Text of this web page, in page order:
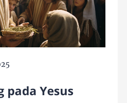
pada Yesus